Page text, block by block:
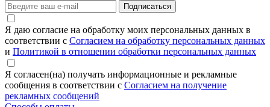
Подписаться
Я даю согласие на обработку моих персональных данных в
соответствии с Согласием на обработку персональных данных
и Политикой в отношении обработки персональных данных
Я согласен(на) получать информационные и рекламные
сообщения в соответствии с Согласием на получение
рекламных сообщений